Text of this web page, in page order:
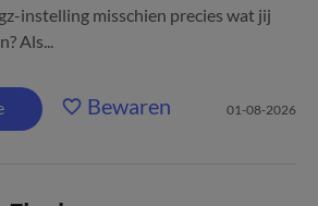
instelling misschien precies wat jij
Als...
Bewaren 01-08-2026